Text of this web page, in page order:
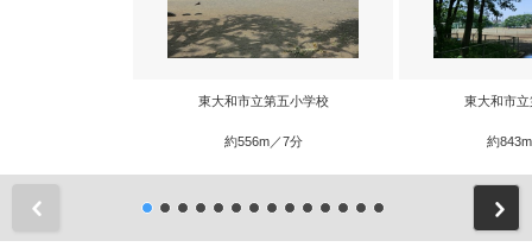
東大和市立第五小学校
約556m／7分
東大和市
約